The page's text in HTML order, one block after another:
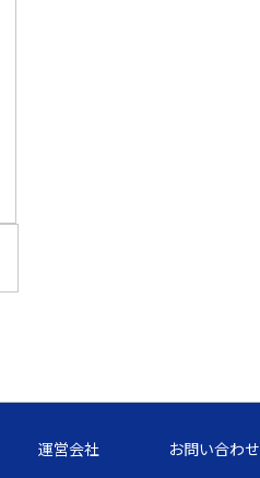
運営会社 お問い合わせ